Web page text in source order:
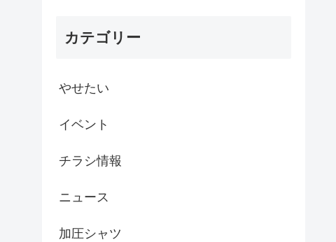
カテゴリー
やせたい
イベント
チラシ情報
ニュース
加圧シャツ